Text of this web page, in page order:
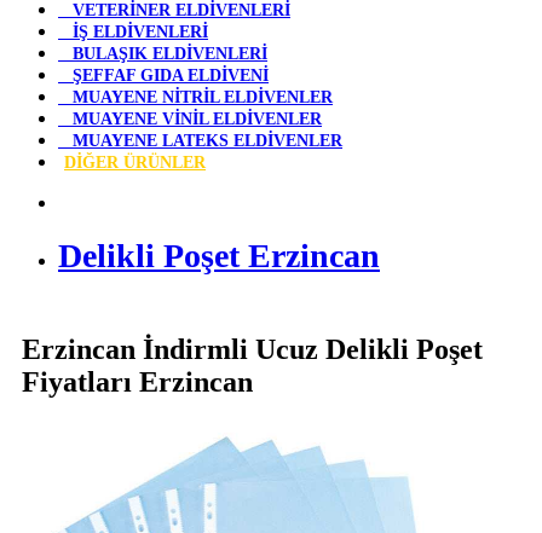
VETERİNER ELDİVENLERİ
İŞ ELDİVENLERİ
BULAŞIK ELDİVENLERİ
ŞEFFAF GIDA ELDİVENİ
MUAYENE NİTRİL ELDİVENLER
MUAYENE VİNİL ELDİVENLER
MUAYENE LATEKS ELDİVENLER
DİĞER ÜRÜNLER
Delikli Poşet Erzincan
Erzincan İndirmli Ucuz Delikli Poşet
Fiyatları Erzincan